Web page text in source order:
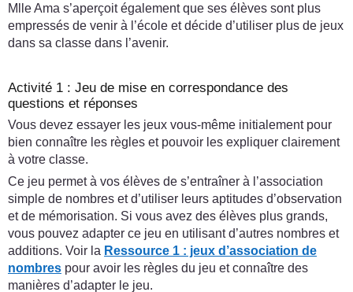
Mlle Ama s’aperçoit également que ses élèves sont plus
empressés de venir à l’école et décide d’utiliser plus de jeux
dans sa classe dans l’avenir.
Activité 1 : Jeu de mise en correspondance des
questions et réponses
Vous devez essayer les jeux vous-même initialement pour
bien connaître les règles et pouvoir les expliquer clairement
à votre classe.
Ce jeu permet à vos élèves de s’entraîner à l’association
simple de nombres et d’utiliser leurs aptitudes d’observation
et de mémorisation. Si vous avez des élèves plus grands,
vous pouvez adapter ce jeu en utilisant d’autres nombres et
additions. Voir la Ressource 1 : jeux d’association de
nombres pour avoir les règles du jeu et connaître des
manières d’adapter le jeu.